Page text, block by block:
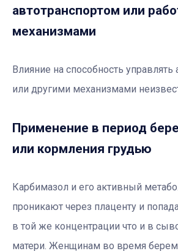
автотранспортом или
механизмами
Влияние на способность управлять
или другими механизмами
Применение в период
или кормления грудью
Карбимазол и его активный
проникают через плаценту и
в той же концентрации что и в
матери. Женщинам во время